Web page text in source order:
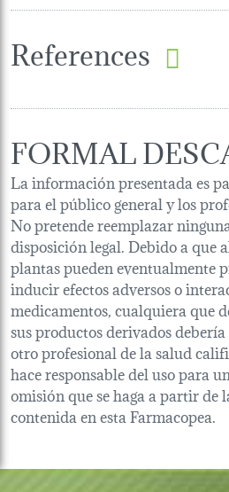
References
FORMAL
La información presentada es
para el público general y los
No pretende reemplazar
disposición legal. Debido a que
plantas pueden eventualmente
inducir efectos adversos o
medicamentos, cualquiera que
sus productos derivados
otro profesional de la salud
hace responsable del uso para
omisión que se haga a partir de
contenida en esta Farmacopea.